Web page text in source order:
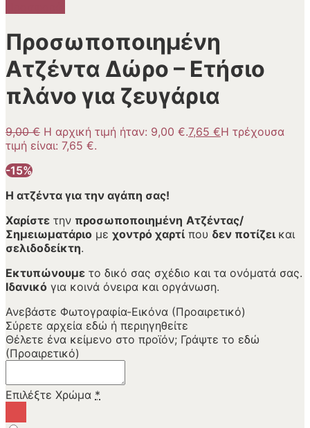
Προσωποποιημένη
Ατζέντα Δώρο – Ετήσιο
πλάνο για ζευγάρια
9,00€ Η αρχική τιμή ήταν: 9,00 €.7,65 €Η τρέχουσα
τιμή είναι: 7,65 €.
-15%
Η ατζέντα για την αγάπη σας!
Χαρίστε την προσωποποιημένη Ατζέντας/
Σημειωματάριο με χοντρό χαρτί που δεν ποτίζει και
σελιδοδείκτη.
Εκτυπώνουμε το δικό σας σχέδιο και τα ονόματά σας.
Ιδανικό για κοινά όνειρα και οργάνωση.
Ανεβάστε Φωτογραφία-Εικόνα (Προαιρετικό)
Σύρετε αρχεία εδώ ή περιηγηθείτε
Θέλετε ένα κείμενο στο προϊόν; Γράψτε το εδώ
(Προαιρετικό)
Επιλέξτε Χρώμα *